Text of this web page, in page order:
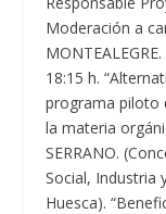
Moderación a
18:15 h.
programa piloto
la materia
SERRANO.
Social, Industria
Huesca).